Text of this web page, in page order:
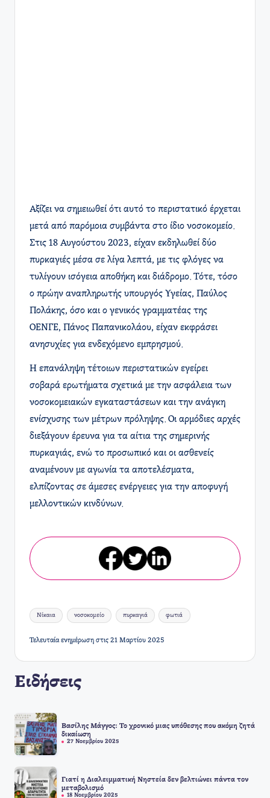
Αξίζει να σημειωθεί ότι αυτό το περιστατικό έρχεται
μετά από παρόμοια συμβάντα στο ίδιο νοσοκομείο.
Στις 18 Αυγούστου 2023, είχαν εκδηλωθεί δύο
πυρκαγιές μέσα σε λίγα λεπτά, με τις φλόγες να
τυλίγουν ισόγεια αποθήκη και διάδρομο. Τότε, τόσο
ο πρώην αναπληρωτής υπουργός Υγείας, Παύλος
Πολάκης, όσο και ο γενικός γραμματέας της
ΟΕΝΓΕ, Πάνος Παπανικολάου, είχαν εκφράσει
ανησυχίες για ενδεχόμενο εμπρησμού.
Η επανάληψη τέτοιων περιστατικών εγείρει
σοβαρά ερωτήματα σχετικά με την ασφάλεια των
νοσοκομειακών εγκαταστάσεων και την ανάγκη
ενίσχυσης των μέτρων πρόληψης. Οι αρμόδιες αρχές
διεξάγουν έρευνα για τα αίτια της σημερινής
πυρκαγιάς, ενώ το προσωπικό και οι ασθενείς
αναμένουν με αγωνία τα αποτελέσματα,
ελπίζοντας σε άμεσες ενέργειες για την αποφυγή
μελλοντικών κινδύνων.
Ετικέτες:
Νίκαια νοσοκομείο πυρκαγιά φωτιά
Τελευταία ενημέρωση στις 21 Μαρτίου 2025
Ειδήσεις
Βασίλης Μάγγος: Το χρονικό μιας υπόθεσης που ακόμη ζητά
δικαίωση
27 Νοεμβρίου 2025
Γιατί η Διαλειμματική Νηστεία δεν βελτιώνει πάντα τον
μεταβολισμό
18 Νοεμβρίου 2025